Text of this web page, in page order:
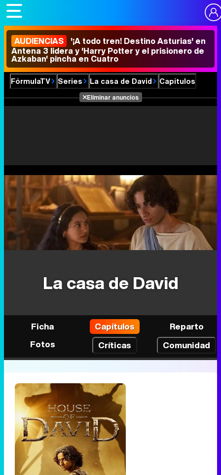
AUDIENCIAS '¡A todo tren! Destino Asturias' en
Antena 3 lidera y 'Harry Potter y el prisionero de
Azkaban' pincha en Cuatro
FórmulaTV Series La casa de David Capítulos
Eliminar anuncios
La casa de David
Ficha Capítulos
Reparto
Fotos
Críticas Comunidad